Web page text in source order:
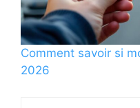
Comment savoir si
2026